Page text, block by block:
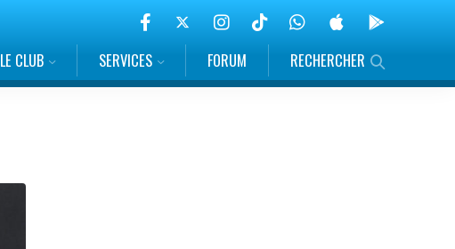
LE CLUB SERVICES FORUM RECHERCHER